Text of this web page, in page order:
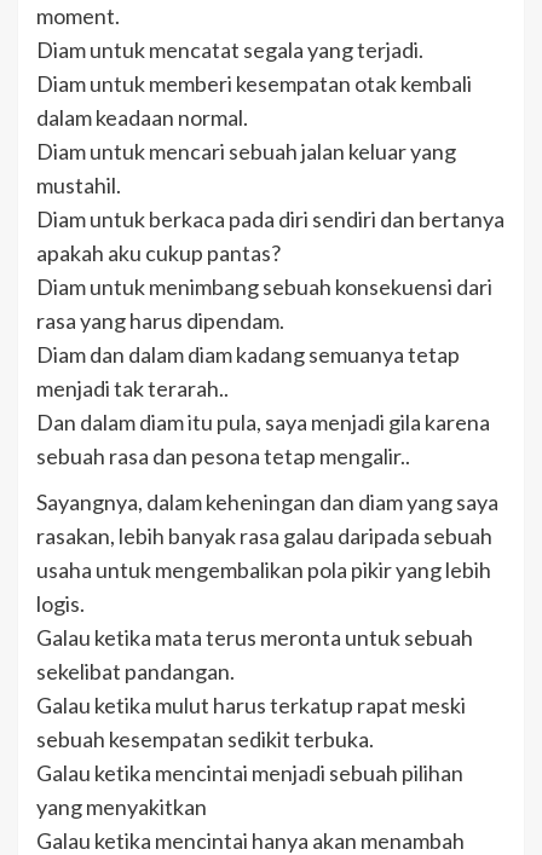
moment.
Diam untuk mencatat segala yang terjadi.
Diam untuk memberi kesempatan otak kembali
dalam keadaan normal.
Diam untuk mencari sebuah jalan keluar yang
mustahil.
Diam untuk berkaca pada diri sendiri dan bertanya
apakah aku cukup pantas?
Diam untuk menimbang sebuah konsekuensi dari
rasa yang harus dipendam.
Diam dan dalam diam kadang semuanya tetap
menjadi tak terarah..
Dan dalam diam itu pula, saya menjadi gila karena
sebuah rasa dan pesona tetap mengalir..
Sayangnya, dalam keheningan dan diam yang saya
rasakan, lebih banyak rasa galau daripada sebuah
usaha untuk mengembalikan pola pikir yang lebih
logis.
Galau ketika mata terus meronta untuk sebuah
sekelibat pandangan.
Galau ketika mulut harus terkatup rapat meski
sebuah kesempatan sedikit terbuka.
Galau ketika mencintai menjadi sebuah pilihan
yang menyakitkan
Galau ketika mencintai hanya akan menambah